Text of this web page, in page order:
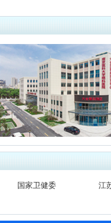
国家卫健委 江